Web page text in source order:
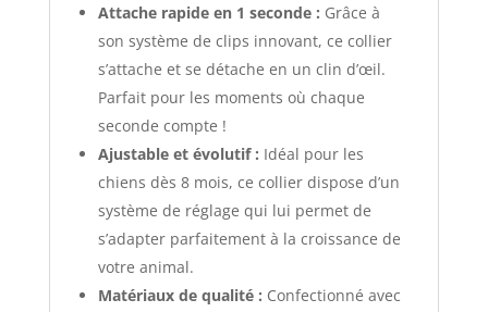
Attache rapide en 1 seconde : Grâce à
son système de clips innovant, ce collier
s’attache et se détache en un clin d’œil.
Parfait pour les moments où chaque
seconde compte !
Ajustable et évolutif : Idéal pour les
chiens dès 8 mois, ce collier dispose d’un
système de réglage qui lui permet de
s’adapter parfaitement à la croissance de
votre animal.
Matériaux de qualité : Confectionné avec